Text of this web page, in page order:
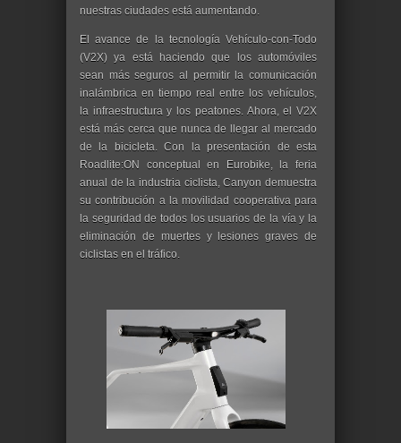
nuestras ciudades está aumentando.
El avance de la tecnología Vehículo-con-Todo
(V2X) ya está haciendo que los automóviles
sean más seguros al permitir la comunicación
inalámbrica en tiempo real entre los vehículos,
la infraestructura y los peatones. Ahora, el V2X
está más cerca que nunca de llegar al mercado
de la bicicleta. Con la presentación de esta
Roadlite:ON conceptual en Eurobike, la feria
anual de la industria ciclista, Canyon demuestra
su contribución a la movilidad cooperativa para
la seguridad de todos los usuarios de la vía y la
eliminación de muertes y lesiones graves de
ciclistas en el tráfico.